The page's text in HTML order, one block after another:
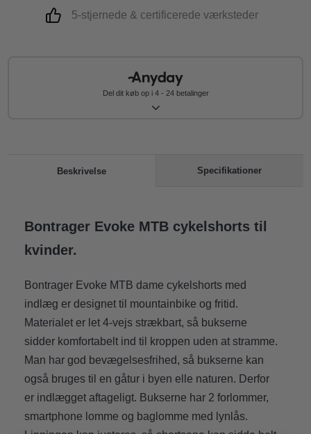
5-stjernede & certificerede værksteder
Del dit køb op i 4 - 24 betalinger
Beskrivelse Specifikationer
Bontrager Evoke MTB cykelshorts til
kvinder.
Bontrager Evoke MTB dame cykelshorts med
indlæg er designet til mountainbike og fritid.
Materialet er let 4-vejs strækbart, så bukserne
sidder komfortabelt ind til kroppen uden at stramme.
Man har god bevægelsesfrihed, så bukserne kan
også bruges til en gåtur i byen elle naturen. Derfor
er indlægget aftageligt. Bukserne har 2 forlommer,
smartphone lomme og baglomme med lynlås.